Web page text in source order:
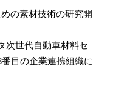
の素材技術の研究開
次世代自動車材料セ
目の企業連携組織に